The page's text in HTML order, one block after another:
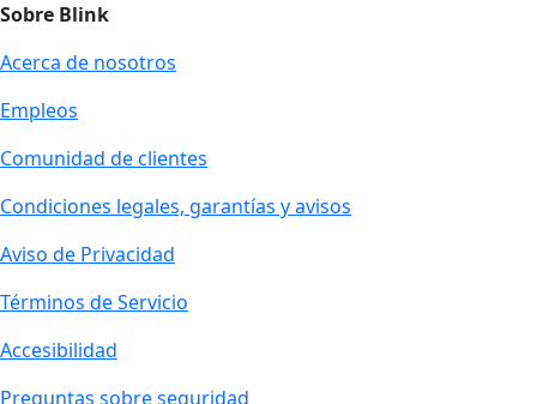
Sobre Blink
Acerca de nosotros
Empleos
Comunidad de clientes
Condiciones legales, garantías y avisos
Aviso de Privacidad
Términos de Servicio
Accesibilidad
Preguntas sobre seguridad